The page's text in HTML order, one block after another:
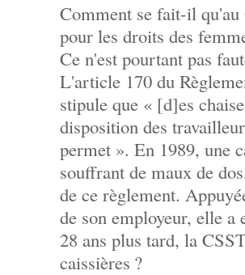
Comment se fait-il qu'au
pour les droits des
Ce n'est pourtant pas
L'article 170 du
stipule que « [d]es
disposition des
permet ». En 1989, une
souffrant de maux de
de ce règlement.
de son employeur, elle
28 ans plus tard, la
caissières ?